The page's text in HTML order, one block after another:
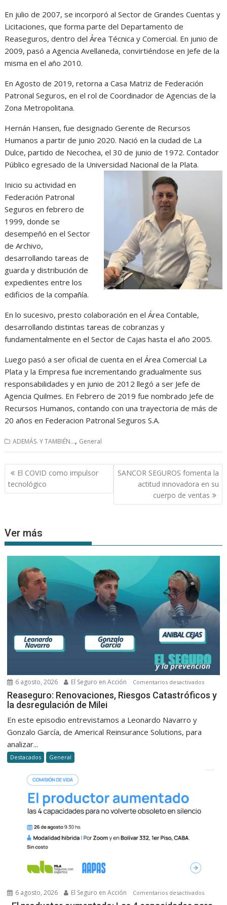
En julio de 2007, se incorporó al Sector de Grandes Cuentas y
Licitaciones, que forma parte del Departamento de
Reaseguros, dentro del Área Técnica y Comercial. En junio de
2009, pasó a Agencia Avellaneda, convirtiéndose en Jefe de la
misma en el año 2010.
En Agosto de 2019, retorna a Casa Matriz de Federación
Patronal Seguros, en el rol de Coordinador de Agencias de la
Zona Metropolitana.
Hernán Hansen, fue designado Gerente de Recursos
Humanos a partir de junio 2020. Nació en la ciudad de La
Dulce, partido de Necochea, el 30 de junio de 1972. Contador
Público egresado de la Universidad Nacional de la Plata.
Inicio su actividad en
Federación Patronal
Seguros en febrero de
1999, donde se
desempeñó en el Sector
de Archivo,
desarrollando tareas de
guarda y distribución de
expedientes entre los
edificios de la compañía.
En lo sucesivo, presto colaboración en el Área Contable,
desarrollando distintas tareas de cobranzas y
fundamentalmente en el Sector de Cajas hasta el año 2005.
Luego pasó a ser oficial de cuenta en el Área Comercial La
Plata y la Empresa fue incrementando gradualmente sus
responsabilidades y en junio de 2012 llegó a ser Jefe de
Agencia Quilmes. En Febrero de 2019 fue nombrado Jefe de
Recursos Humanos, contando con una trayectoria de más de
20 años en Federacion Patronal Seguros S.A.
ADEMÁS. Y TAMBIÉN..., General
Navegación
de
entradas
El COVID como impulsor
tecnológico
SANCOR SEGUROS fomenta la
actitud innovadora en su
cuerpo de ventas
Ver más
6 agosto, 2026 El Seguro en Acción Comentarios desactivadosen
Reaseguro: Renovaciones, Riesgos Catastróficos y
la desregulación de Milei
En este episodio entrevistamos a Leonardo Navarro y
Gonzalo García, de Americal Reinsurance Solutions, para
analizar...
Destacados General
6 agosto, 2026 El Seguro en Acción Comentarios desactivadosen
«El